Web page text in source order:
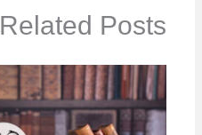
Related Posts